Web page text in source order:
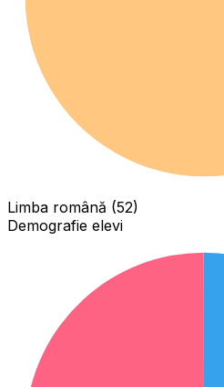
Limba română (52)
Demografie elevi